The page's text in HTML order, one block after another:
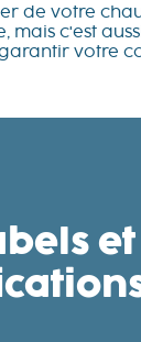
de votre
mais c'est
votre
et